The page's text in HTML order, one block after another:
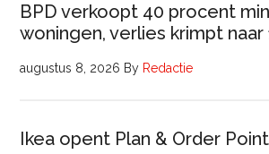
BPD verkoopt 40 procent
woningen, verlies krimpt naar
augustus 8, 2026 By Redactie
Ikea opent Plan & Order